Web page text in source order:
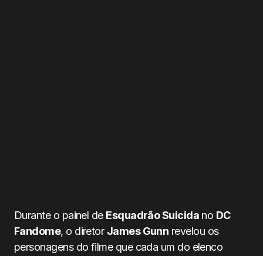
Durante o painel de Esquadrão Suicida no DC
Fandome, o diretor James Gunn revelou os
personagens do filme que cada um do elenco